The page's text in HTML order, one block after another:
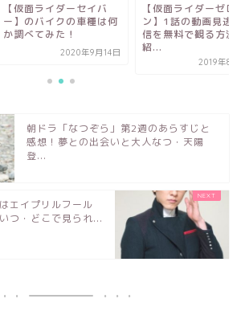
【仮面ライダーセイバ
ー】のバイクの車種は何
か調べてみた！
2020年9月14日
【仮面ライダーゼロ
ン】1話の動画見逃
信を無料で観る方法
紹...
2019年8
朝ドラ「なつぞら」第2週のあらすじと
感想！夢との出会いと大人なつ・天陽
登...
エイプリルフール
つ・どこで見られ...